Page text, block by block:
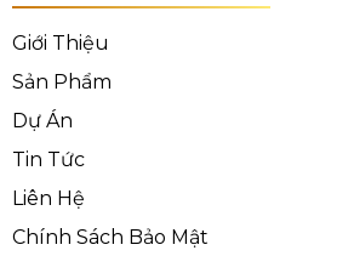
Giới Thiệu
Sản Phẩm
Dự Án
Tin Tức
Liên Hệ
Chính Sách Bảo Mật